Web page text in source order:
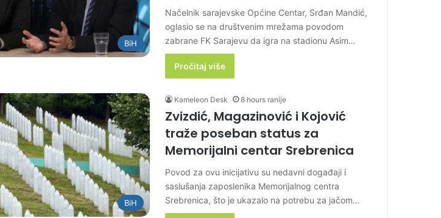
BiH
Načelnik sarajevske Općine Centar, Srđan Mandić,
oglasio se na društvenim mrežama povodom
zabrane FK Sarajevu da igra na stadionu Asim…
Pročitaj više
BiH
Kameleon Desk 8 hours ranije
Zvizdić, Magazinović i Kojović
traže poseban status za
Memorijalni centar Srebrenica
Povod za ovu inicijativu su nedavni događaji i
saslušanja zaposlenika Memorijalnog centra
Srebrenica, što je ukazalo na potrebu za jačom…